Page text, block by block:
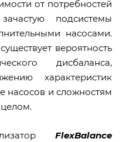
от потребностей
подсистемы
насосами.
вероятность
дисбаланса,
характеристик
насосов и сложностям
FlexBalance